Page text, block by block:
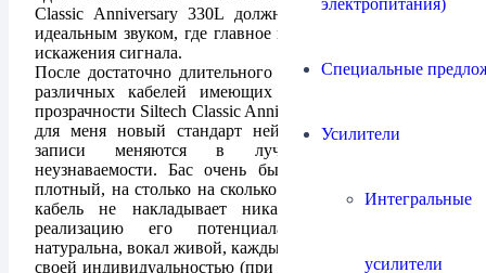
Специальные
Усилители
Интегральные
усилители
Classic Anniversary 330L должно быть в системах с
идеальным звуком, где главное не допустить потери и
искажения сигнала.
После достаточно длительного опыта прослушивания
различных кабелей имеющих достаточную степень
прозрачности Siltech Classic Anniversary 330L установил
для меня новый стандарт нейтральности. Знакомые
записи меняются в лучшую сторону до
неузнаваемости. Бас очень быстрый, напористый и
плотный, на столько на сколько способен усилитель, а
кабель не накладывает никаких ограничений на
реализацию его потенциала. Середина очень
натуральна, вокал живой, каждый инструмент обладает
своей индивидуальностью (при условии что усилитель